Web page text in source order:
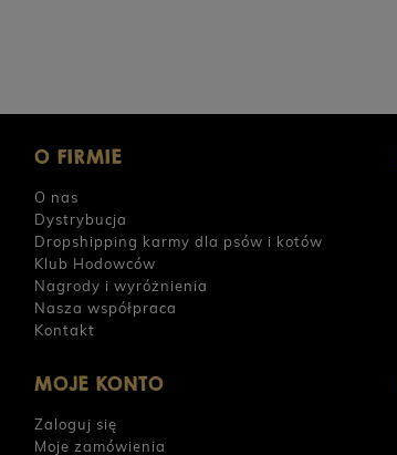
O FIRMIE
O nas
Dystrybucja
Dropshipping karmy dla psów i kotów
Klub Hodowców
Nagrody i wyróżnienia
Nasza współpraca
Kontakt
MOJE KONTO
Zaloguj się
Moje zamówienia